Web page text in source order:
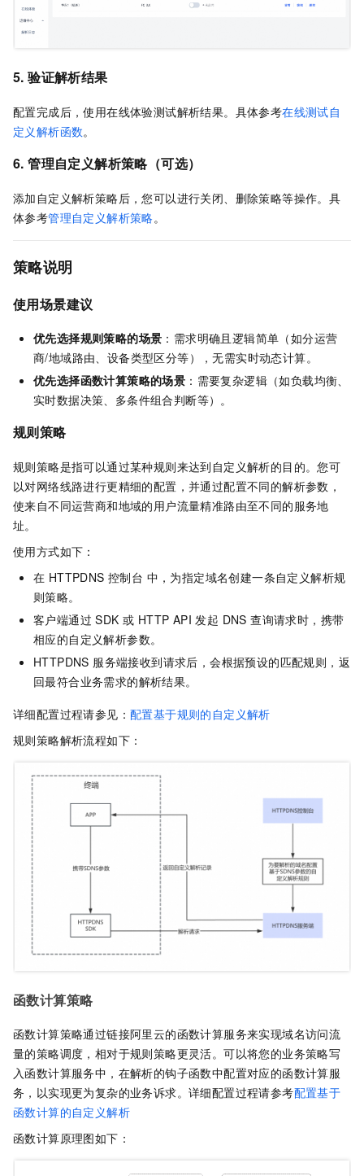
5. 验证解析结果
配置完成后，使用在线体验测试解析结果。具体参考在线测试自
定义解析函数。
6. 管理自定义解析策略（可选）
添加自定义解析策略后，您可以进行关闭、删除策略等操作。具
体参考管理自定义解析策略。
策略说明
使用场景建议
优先选择规则策略的场景 ：需求明确且逻辑简单（如分运营
商/地域路由、设备类型区分等），无需实时动态计算。
优先选择函数计算策略的场景 ：需要复杂逻辑（如负载均衡、
实时数据决策、多条件组合判断等）。
规则策略
规则策略是指可以通过某种规则来达到自定义解析的目的。您可
以对网络线路进行更精细的配置，并通过配置不同的解析参数，
使来自不同运营商和地域的用户流量精准路由至不同的服务地
址。
使用方式如下：
在 HTTPDNS 控制台 中，为指定域名创建一条自定义解析规
则策略。
客户端通过 SDK 或 HTTP API 发起 DNS 查询请求时，携带
相应的自定义解析参数。
HTTPDNS 服务端接收到请求后，会根据预设的匹配规则，返
回最符合业务需求的解析结果。
详细配置过程请参见： 配置基于规则的自定义解析
规则策略解析流程如下：
函数计算策略
函数计算策略通过链接阿里云的函数计算服务来实现域名访问流
量的策略调度，相对于规则策略更灵活。可以将您的业务策略写
入函数计算服务中，在解析的钩子函数中配置对应的函数计算服
务，以实现更为复杂的业务诉求。详细配置过程请参考配置基于
函数计算的自定义解析
函数计算原理图如下：